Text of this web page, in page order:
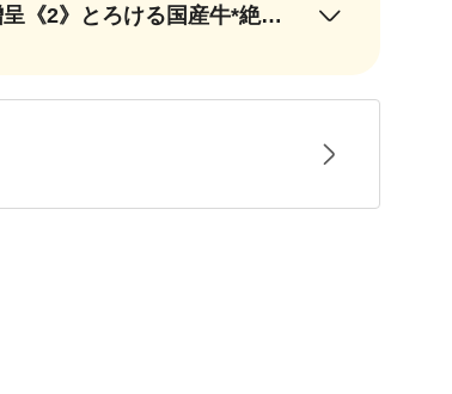
＼8月限定*／《1》ご来館特典*ギフト券2万円贈呈＊1件目なら、さらにギフト1万円贈呈《2》とろける国産牛*絶品試食《3》SNSで大人気★最新演出体験